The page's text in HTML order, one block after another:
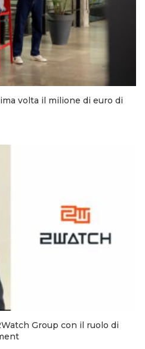
volta il milione di euro di
Group con il ruolo di